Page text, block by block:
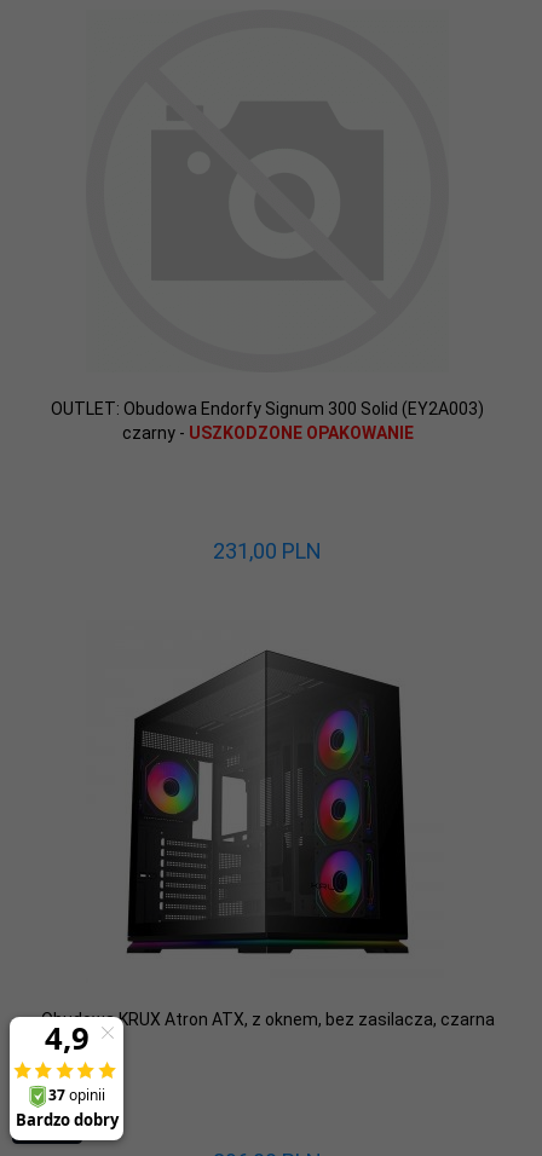
OUTLET: Obudowa Endorfy Signum 300 Solid (EY2A003)
czarny - USZKODZONE OPAKOWANIE
231,00 PLN
Obudowa KRUX Atron ATX, z oknem, bez zasilacza, czarna